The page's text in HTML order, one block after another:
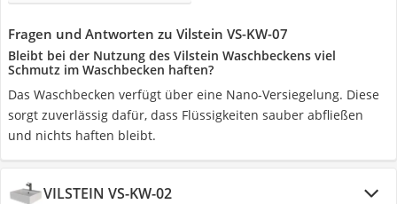
Fragen und Antworten zu Vilstein VS-KW-07
Bleibt bei der Nutzung des Vilstein Waschbeckens viel
Schmutz im Waschbecken haften?
Das Waschbecken verfügt über eine Nano-Versiegelung. Diese
sorgt zuverlässig dafür, dass Flüssigkeiten sauber abfließen
und nichts haften bleibt.
VILSTEIN VS-KW-02